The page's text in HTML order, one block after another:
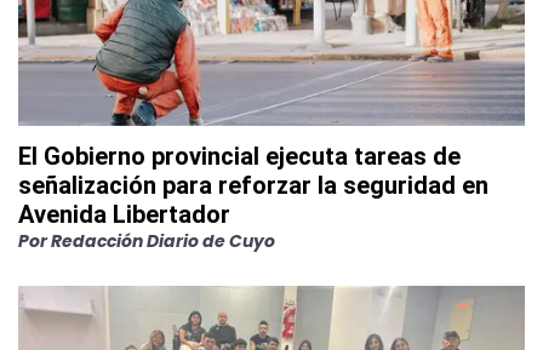
El Gobierno provincial ejecuta tareas de
señalización para reforzar la seguridad en
Avenida Libertador
PorRedacción Diario de Cuyo